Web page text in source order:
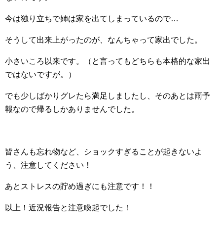
今は独り立ちで姉は家を出てしまっているので…
そうして出来上がったのが、なんちゃって家出でした。
小さいころ以来です。（と言ってもどちらも本格的な家出
ではないですが。）
でも少しばかりグレたら満足しましたし、そのあとは雨予
報なので帰るしかありませんでした。
皆さんも忘れ物など、ショックすぎることが起きないよ
う、注意してください！
あとストレスの貯め過ぎにも注意です！！
以上！近況報告と注意喚起でした！